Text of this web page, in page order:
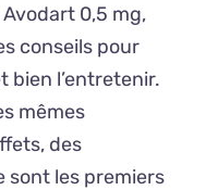
0,5 mg,
conseils pour
bien l’entretenir.
mêmes
des
sont les premiers